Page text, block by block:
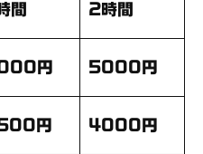
間 2時間
円 5000円
円 4000円